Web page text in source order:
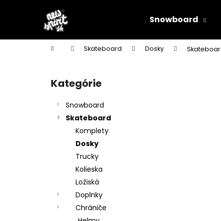
Snowboard
Domov Skateboard Dosky
Preskočiť
kategórie
Kategórie
Snowboard
Skateboard
Komplety
Dosky
Trucky
Kolieska
Ložiská
Doplnky
Chrániče
í
Späť
do
Späť
do